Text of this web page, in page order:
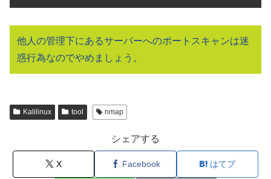
他人の管理下にあるサーバーへのポートスキャンは迷
惑行為なのでやめましょう。
Kalilinux tool nmap
シェアする
X Facebook はてブ